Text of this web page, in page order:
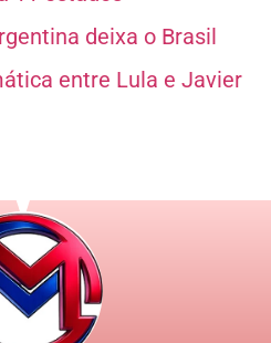
deixa o Brasil
entre Lula e Javier